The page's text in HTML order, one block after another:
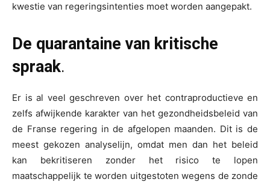
kwestie van regeringsintenties moet worden aangepakt.
De quarantaine van kritische
spraak.
Er is al veel geschreven over het contraproductieve en
zelfs afwijkende karakter van het gezondheidsbeleid van
de Franse regering in de afgelopen maanden. Dit is de
meest gekozen analyselijn, omdat men dan het beleid
kan bekritiseren zonder het risico te lopen
maatschappelijk te worden uitgestoten wegens de zonde